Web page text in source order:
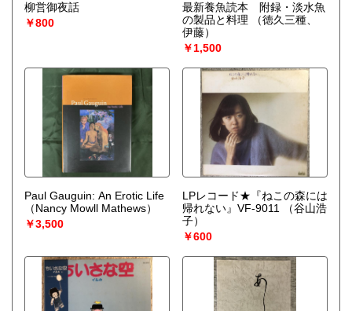
柳営御夜話
￥800
最新養魚読本 附録・淡水魚
の製品と料理
（徳久三種、
伊藤）
￥1,500
Paul Gauguin: An Erotic Life
（Nancy Mowll Mathews）
￥3,500
LPレコード★『ねこの森には
帰れない』VF-9011
（谷山浩
子）
￥600